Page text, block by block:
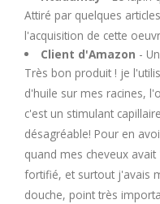
Attiré par quelques
l'acquisition de cette
Client d'Amazon -
Très bon produit ! je
d'huile sur mes racines,
c'est un stimulant
désagréable! Pour en
quand mes cheveux
fortifié, et surtout j'avais
douche, point très